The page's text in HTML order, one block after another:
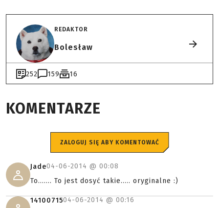
REDAKTOR
Bolesław
252 159 16
KOMENTARZE
ZALOGUJ SIĘ ABY KOMENTOWAĆ
Jade04-06-2014 @ 00:08
To....... To jest dosyć takie..... oryginalne :)
1410071504-06-2014 @ 00:16